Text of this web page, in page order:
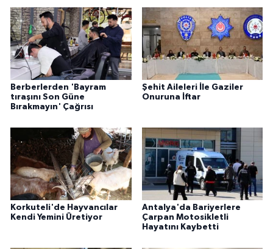
Berberlerden 'Bayram
tıraşını Son Güne
Bırakmayın' Çağrısı
Şehit Aileleri İle Gaziler
Onuruna İftar
Korkuteli'de Hayvancılar
Kendi Yemini Üretiyor
Antalya'da Bariyerlere
Çarpan Motosikletli
Hayatını Kaybetti